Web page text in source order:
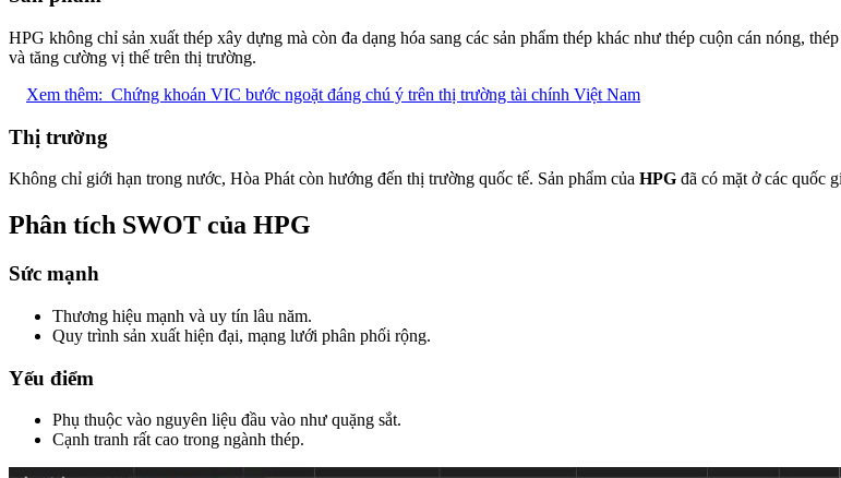
HPG không chỉ sản xuất thép xây dựng mà còn đa dạng hóa sang các sản phẩm thép khác như thép cuộn cán nóng,
và tăng cường vị thế trên thị trường.
Xem thêm: Chứng khoán VIC bước ngoặt đáng chú ý trên thị trường tài chính Việt Nam
Thị trường
Không chỉ giới hạn trong nước, Hòa Phát còn hướng đến thị trường quốc tế. Sản phẩm của HPG đã có mặt ở các quốc
Phân tích SWOT của HPG
Sức mạnh
Thương hiệu mạnh và uy tín lâu năm.
Quy trình sản xuất hiện đại, mạng lưới phân phối rộng.
Yếu điểm
Phụ thuộc vào nguyên liệu đầu vào như quặng sắt.
Cạnh tranh rất cao trong ngành thép.